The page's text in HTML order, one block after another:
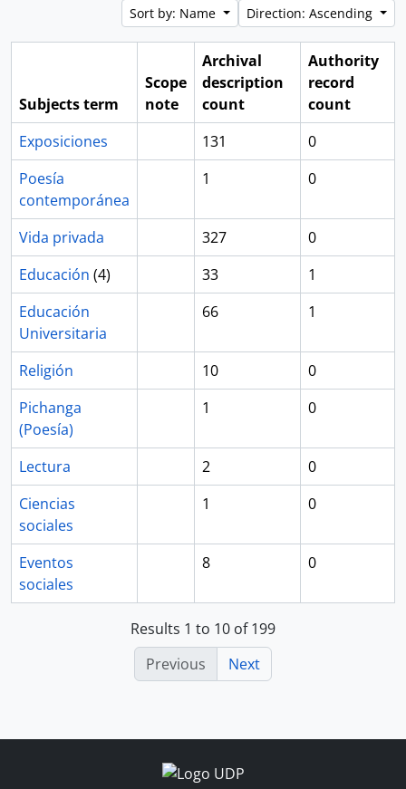
Sort by: Name
Direction: Ascending
Subjects term
Scope
note
Archival
description
count
Authority
record
count
Exposiciones
131
0
Poesía
contemporánea
1 0
Vida privada 327
0
Educación (4) 33
1
Educación
Universitaria
66 1
Religión 10
0
Pichanga
(Poesía)
1 0
Lectura 2
0
Ciencias
sociales
1 0
Eventos
sociales
8 0
Results 1 to 10 of 199
Previous
Next